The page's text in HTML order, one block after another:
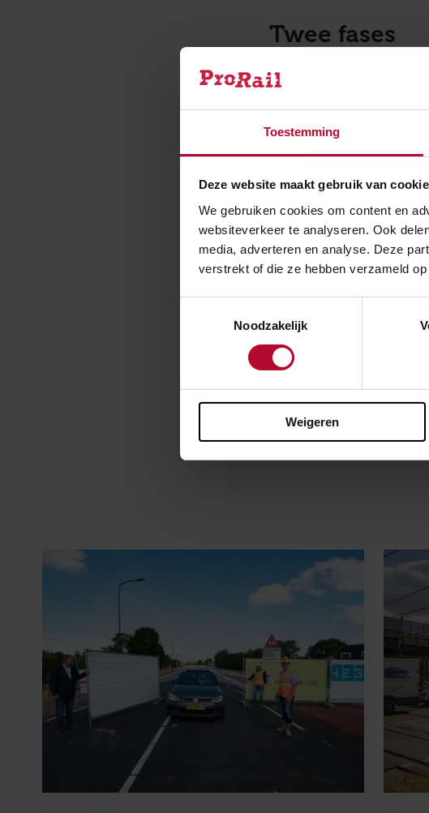
Toestemming
Deze website maakt gebruik van
We gebruiken cookies om content en
websiteverkeer te analyseren. Ook
media, adverteren en analyse. Deze
verstrekt of die ze hebben verzameld
Noodzakelijk
Weigeren
Twee fases
naar de innovatie
onderzoek en
praktijksituatie.
De SBIR
beoordeelt. De totale
De uitvraag die nu loopt
juli 13:00 uur indienen.
Rijksdienst voor
Meer over: